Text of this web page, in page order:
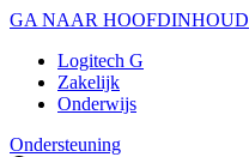
GA NAAR HOOFDINHOUD
Logitech G
Zakelijk
Onderwijs
Ondersteuning